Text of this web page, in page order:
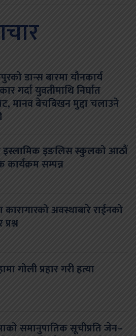
डान्स बारमा यौनकार्य
गर्दा युवतीमाथि निर्घात
मानव बेचबिखन मुद्दा चलाउने
इस्लामिक इङलिस स्कुलको आठौं
कार्यक्रम सम्पन्न
कारागारको अवस्थाबारे राईनको
गोली प्रहार गरी हत्या
समानुपातिक सूचीप्रति जेन–